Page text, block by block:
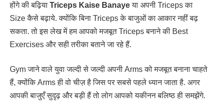
होंगे की बढ़िया Triceps Kaise Banayeया अपनी Triceps का
Size कैसे बढ़ाये. क्योंकि बिना Triceps के बाजुओं का आकार नहीं बढ़
सकता. तो इस लेख में हम आपको मजबूत Triceps बनाने की Best
Exercises और सही तरीका बताने जा रहे हैं.
Gym जाने वाले युवा जल्दी से जल्दी अपनी Arms को मजबूत बनाना चाहते
हैं, क्योंकि Arms ही वो चीज़ है जिस पर सबसे पहले ध्यान जाता है. अगर
आपकी बाजुएँ सुदृढ़ और बड़ी हैं तो लोग आपको यकीनन बलिष्ठ ही समझेंगे.